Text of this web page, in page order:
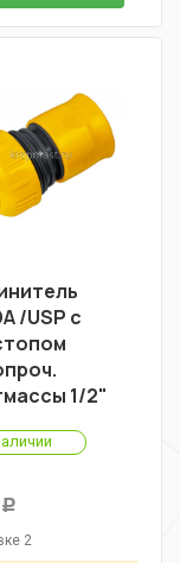
/USP с
1/2"
Р
2